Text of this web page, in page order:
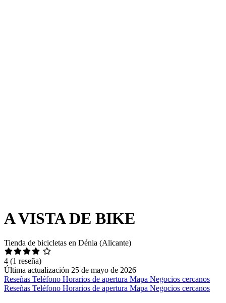
A VISTA DE BIKE
Tienda de bicicletas en Dénia (Alicante)
4 (1 reseña)
Última actualización 25 de mayo de 2026
Reseñas Teléfono Horarios de apertura Mapa Negocios cercanos
Reseñas Teléfono Horarios de apertura Mapa Negocios cercanos